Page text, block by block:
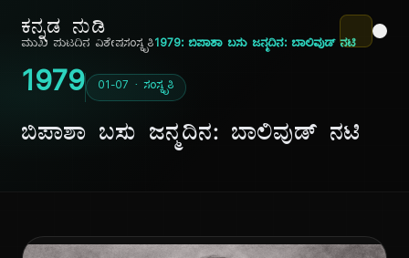
ಕನ್ನಡ ನುಡಿ
ಮುಖ ಪುಟದಿನ ವಿಶೇಷಸಂಸ್ಕೃತಿ1979: ಬಿಪಾಶಾ ಬಸು ಜನ್ಮದಿನ: ಬಾಲಿವುಡ್ ನಟಿ
1979 01-07 · ಸಂಸ್ಕೃತಿ
ಬಿಪಾಶಾ ಬಸು ಜನ್ಮದಿನ: ಬಾಲಿವುಡ್ ನಟಿ